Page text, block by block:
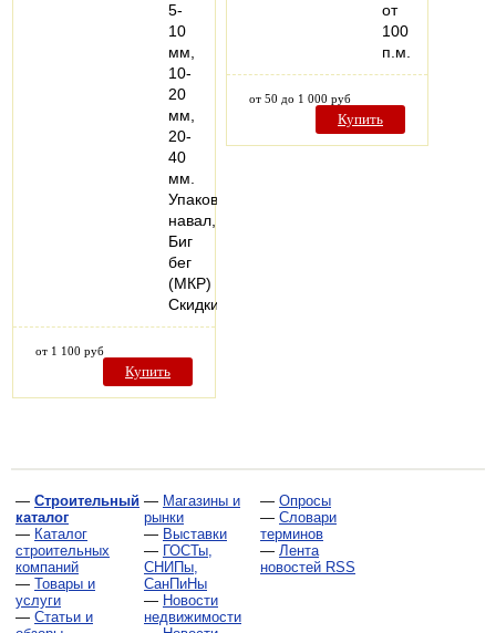
5-
10
мм,
10-
20
мм,
20-
40
мм.
Упаковка:
навал,
Биг
бег
(МКР)
Скидки…
от 1 100 руб
Купить
от
100
п.м.
от 50 до 1 000 руб
Купить
— Строительный
каталог
— Каталог
строительных
компаний
— Товары и
услуги
— Статьи и
— Магазины и
рынки
— Выставки
— ГОСТы,
СНИПы,
СанПиНы
— Новости
недвижимости
— Опросы
— Словари
терминов
— Лента
новостей RSS